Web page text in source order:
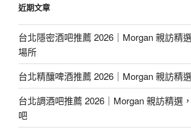
近期文章
台北隱密酒吧推薦 2026｜Morgan 親訪精
場所
台北精釀啤酒推薦 2026｜Morgan 親訪精
台北調酒吧推薦 2026｜Morgan 親訪精選
吧